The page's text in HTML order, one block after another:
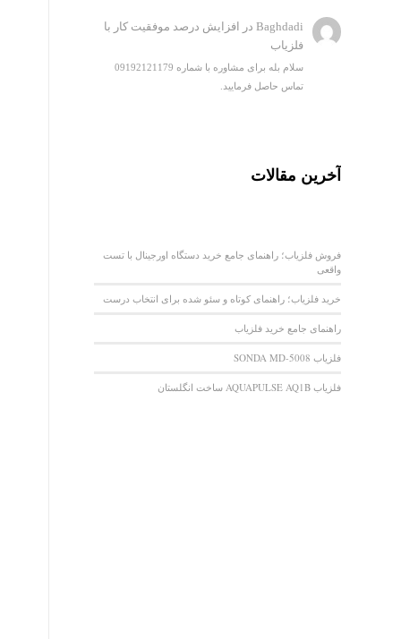
Baghdadi در
افزایش درصد موفقیت کار با
فلزیاب
سلام بله برای مشاوره با شماره 09192121179
تماس حاصل فرمایید.
آخرین مقالات
فروش فلزیاب؛ راهنمای جامع خرید دستگاه اورجینال با تست
واقعی
خرید فلزیاب؛ راهنمای کوتاه و سئو شده برای انتخاب درست
راهنمای جامع خرید فلزیاب
فلزیاب SONDA MD-5008
فلزیاب AQUAPULSE AQ1B ساخت انگلستان